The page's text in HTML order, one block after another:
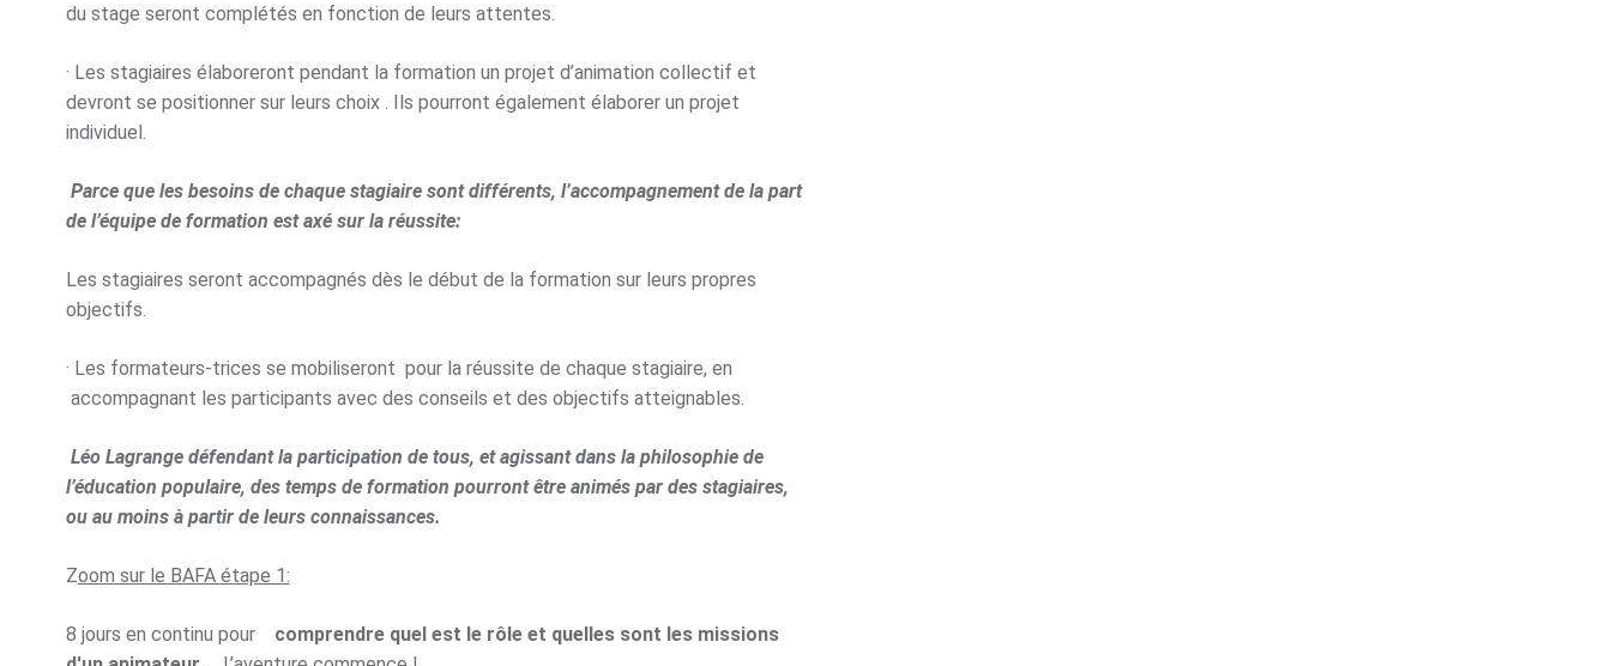
du stage seront complétés en fonction de leurs attentes.
· Les stagiaires élaboreront pendant la formation un projet d’animation collectif et
devront se positionner sur leurs choix . Ils pourront également élaborer un projet
individuel.
Parce que les besoins de chaque stagiaire sont différents, l’accompagnement de la part
de l’équipe de formation est axé sur la réussite:
Les stagiaires seront accompagnés dès le début de la formation sur leurs propres
objectifs.
· Les formateurs-trices se mobiliseront pour la réussite de chaque stagiaire, en
accompagnant les participants avec des conseils et des objectifs atteignables.
Léo Lagrange défendant la participation de tous, et agissant dans la philosophie de
l’éducation populaire, des temps de formation pourront être animés par des stagiaires,
ou au moins à partir de leurs connaissances.
Zoom sur le BAFA étape 1:
8 jours en continu pour comprendre quel est le rôle et quelles sont les missions